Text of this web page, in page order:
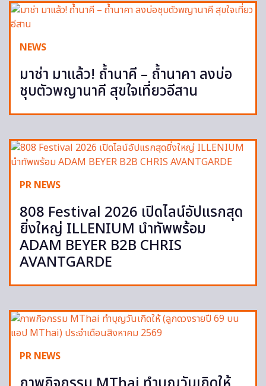
NEWS
มาช่า มาแล้ว! ถ้ำนาคี – ถ้ำนาคา ลงบ่อ
ชุบตัวพญานาคี สุขใจเที่ยวอีสาน
PR NEWS
808 Festival 2026 เปิดไลน์อัปแรกสุด
ยิ่งใหญ่ ILLENIUM นำทัพพร้อม
ADAM BEYER B2B CHRIS
AVANTGARDE
PR NEWS